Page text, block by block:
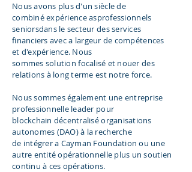
Nous avons plus d'un siècle de
combinéexpérienceasprofessionnels
seniorsdans le secteur des services
financiers avec a largeur de compétences
et d'expérience. Nous
sommes solution focalisé et nouer des
relations à long terme est notre force.
Nous sommes également une entreprise
professionnelle leader pour
blockchain décentraliséorganisations
autonomes (DAO) à la recherche
de intégrera Cayman Foundation ou une
autre entité opérationnelle plus un soutien
continu à ces opérations.